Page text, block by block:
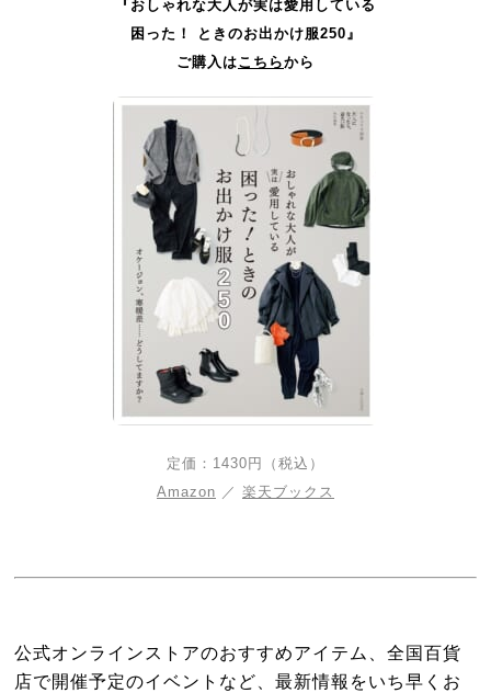
『おしゃれな大人が実は愛用している
困った！ ときのお出かけ服250』
ご購入はこちらから
定価：1430円（税込）
Amazon ／ 楽天ブックス
公式オンラインストアのおすすめアイテム、全国百貨
店で開催予定のイベントなど、最新情報をいち早くお